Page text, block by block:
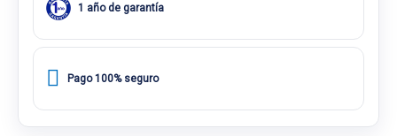
1 año de garantía
Pago 100% seguro